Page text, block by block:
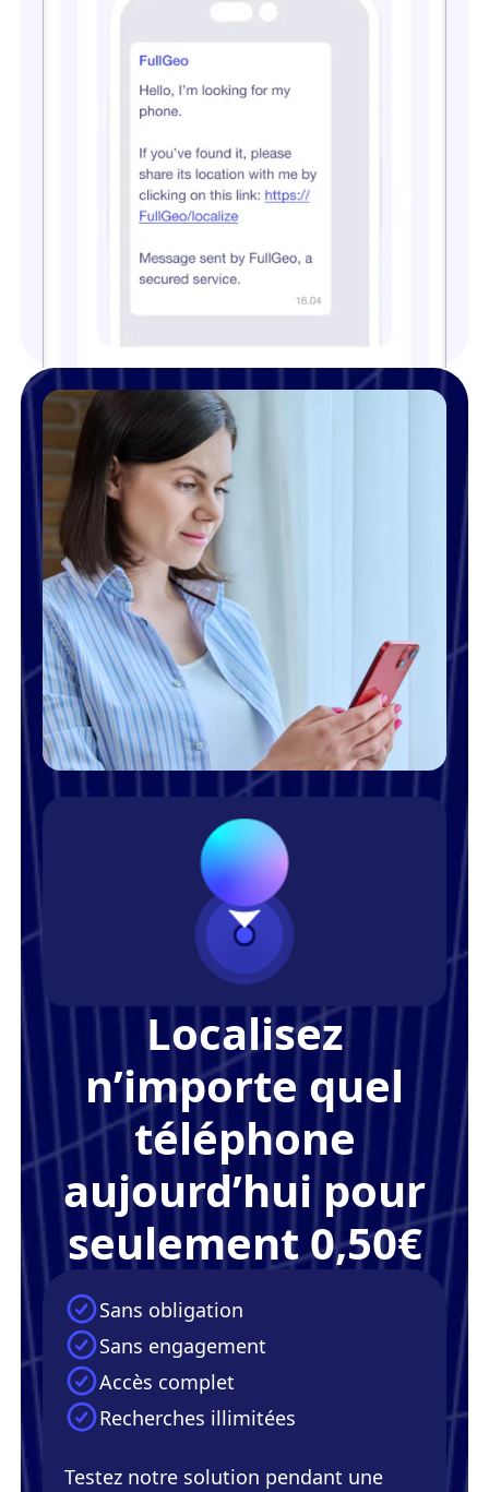
Localisez
n’importe quel
téléphone
aujourd’hui pour
seulement 0,50€
Sans obligation
Sans engagement
Accès complet
Recherches illimitées
Testez notre solution pendant une